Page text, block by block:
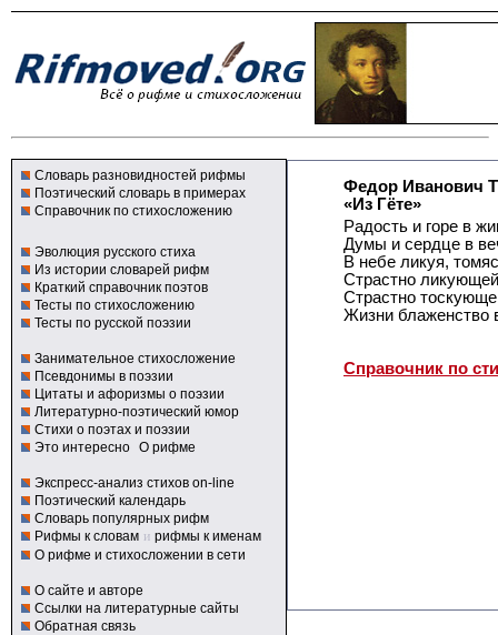
Словарь разновидностей рифмы
Поэтический словарь в примерах
Справочник по стихосложению
Эволюция русского стиха
Из истории словарей рифм
Краткий справочник поэтов
Тесты по стихосложению
Тесты по русской поэзии
Занимательное стихосложение
Псевдонимы в поэзии
Цитаты и афоризмы о поэзии
Литературно-поэтический юмор
Стихи о поэтах и поэзии
Это интересно О рифме
Экспресс-анализ стихов on-line
Поэтический календарь
Словарь популярных рифм
Рифмы к словам и рифмы к именам
О рифме и стихосложении в сети
О сайте и авторе
Ссылки на литературные сайты
Обратная связь
Федор Иванович
«Из Гёте»
Радость и горе в
Думы и сердце в
В небе ликуя,
Страстно
Страстно
Жизни блаженство
Справочник по